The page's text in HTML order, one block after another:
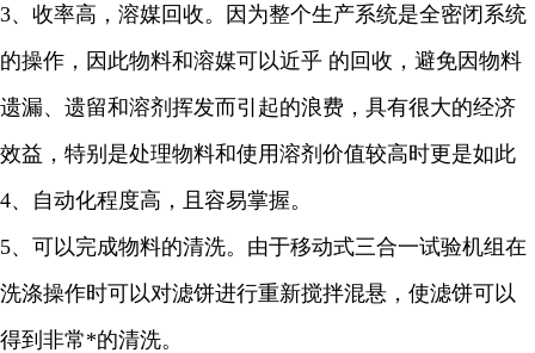
3、收率高，溶媒回收。因为整个生产系统是全密闭系统
的操作，因此物料和溶媒可以近乎 的回收，避免因物料
遗漏、遗留和溶剂挥发而引起的浪费，具有很大的经济
效益，特别是处理物料和使用溶剂价值较高时更是如此
4、自动化程度高，且容易掌握。
5、可以完成物料的清洗。由于移动式三合一试验机组在
洗涤操作时可以对滤饼进行重新搅拌混悬，使滤饼可以
得到非常*的清洗。